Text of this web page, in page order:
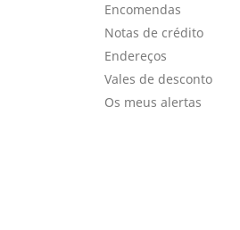
Encomendas
Notas de crédito
Endereços
Vales de desconto
Os meus alertas